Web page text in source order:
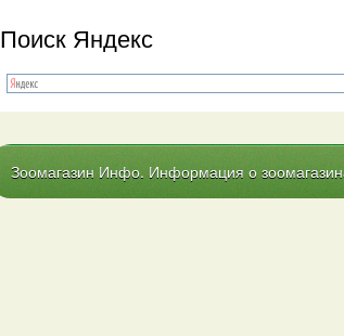
Поиск Яндекс
Зоомагазин Инфо. Информация о